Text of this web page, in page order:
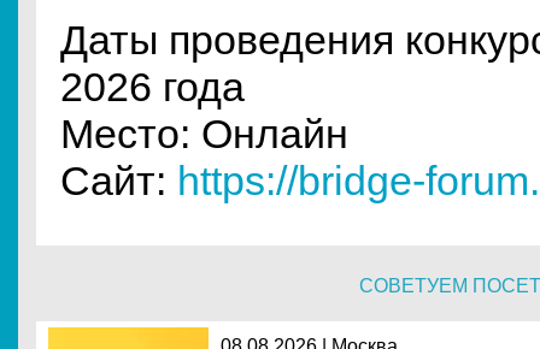
Даты проведения
2026 года
Место: Онлайн
Сайт: https://bridge-
СОВЕТУЕМ